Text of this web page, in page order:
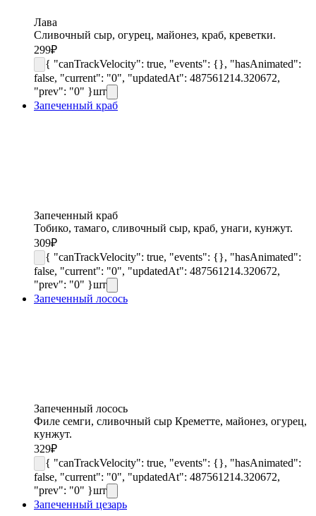
Лава
Сливочный сыр, огурец, майонез, краб, креветки.
299₽
{ "canTrackVelocity": true, "events": {}, "hasAnimated":
false, "current": "0", "updatedAt": 487561214.320672,
"prev": "0" }шт
Запеченный краб
Запеченный краб
Тобико, тамаго, сливочный сыр, краб, унаги, кунжут.
309₽
{ "canTrackVelocity": true, "events": {}, "hasAnimated":
false, "current": "0", "updatedAt": 487561214.320672,
"prev": "0" }шт
Запеченный лосось
Запеченный лосось
Филе семги, сливочный сыр Креметте, майонез, огурец,
кунжут.
329₽
{ "canTrackVelocity": true, "events": {}, "hasAnimated":
false, "current": "0", "updatedAt": 487561214.320672,
"prev": "0" }шт
Запеченный цезарь